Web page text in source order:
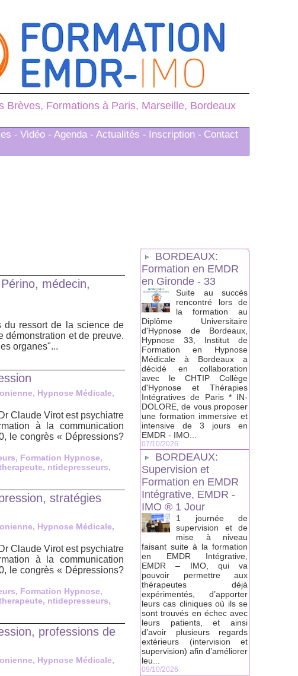
Formations à Paris, Marseille, Bordeaux
- Vidéo - Agenda - Actualités - Inscription - Contact
médecin,
du ressort de la science de
démonstration et de preuve.
organes"...
Hypnose Médicale,
Claude Virot est psychiatre
à la communication
le congrès « Dépressions?
, Formation Hypnose,
, ntidepresseurs,
stratégies
Hypnose Médicale,
Claude Virot est psychiatre
à la communication
le congrès « Dépressions?
, Formation Hypnose,
, ntidepresseurs,
professions de
Hypnose Médicale,
BORDEAUX:
Formation en EMDR
en Gironde - 33
Suite au succès
rencontré lors de
la formation au
Diplôme Universitaire
d'Hypnose de Bordeaux,
Hypnose 33, Institut de
Formation en Hypnose
Médicale à Bordeaux a
décidé en collaboration
avec le CHTIP Collège
d'Hypnose et Thérapies
Intégratives de Paris * IN-
DOLORE, de vous proposer
une formation immersive et
intensive de 3 jours en
EMDR - IMO...
07/10/2026
BORDEAUX:
Supervision et
Formation en EMDR
Intégrative, EMDR -
IMO ® 1 Jour
1 journée de
supervision et de
mise à niveau
faisant suite à la formation
en EMDR Intégrative,
EMDR – IMO, qui va
pouvoir permettre aux
thérapeutes déjà
expérimentés, d’apporter
leurs cas cliniques où ils se
sont trouvés en échec avec
leurs patients, et ainsi
d’avoir plusieurs regards
extérieurs (intervision et
supervision) afin d’améliorer
leu...
09/10/2026